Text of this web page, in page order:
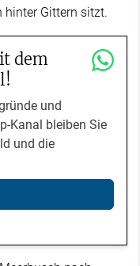
hinter Gittern sitzt.
dem
und
Kanal bleiben Sie
und die